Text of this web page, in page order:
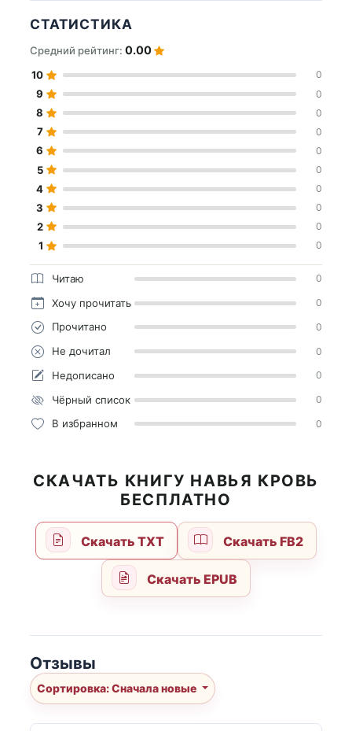
СТАТИСТИКА
Средний рейтинг: 0.00
10 0
9 0
8 0
7 0
6 0
5 0
4 0
3 0
2 0
1 0
Читаю 0
Хочу прочитать 0
Прочитано 0
Не дочитал 0
Недописано 0
Чёрный список 0
В избранном 0
СКАЧАТЬ КНИГУ НАВЬЯ КРОВЬ
БЕСПЛАТНО
Скачать TXT Скачать FB2
Скачать EPUB
Отзывы
Сортировка: Сначала новые